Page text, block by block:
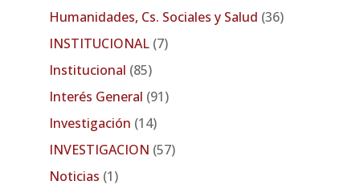
Humanidades, Cs. Sociales y Salud (36)
INSTITUCIONAL(7)
Institucional (85)
Interés General (91)
Investigación (14)
INVESTIGACION (57)
Noticias (1)